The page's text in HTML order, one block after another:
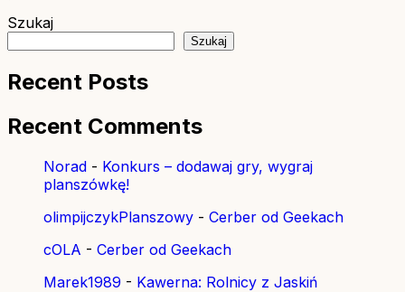
Szukaj
Szukaj
Recent Posts
Recent Comments
Norad - Konkurs – dodawaj gry, wygraj
planszówkę!
olimpijczykPlanszowy - Cerber od Geekach
cOLA - Cerber od Geekach
Marek1989 - Kawerna: Rolnicy z Jaskiń